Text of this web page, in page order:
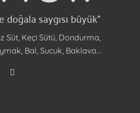
doğala saygısı büyük”
Süt, Keçi Sütü, Dondurma,
Bal, Sucuk, Baklava…